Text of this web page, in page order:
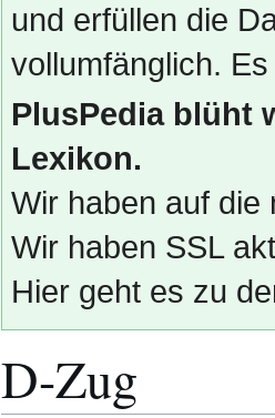
und erfüllen die
vollumfänglich.
PlusPedia blüht
Lexikon.
Wir haben auf die
Wir haben SSL
Hier geht es zu
D-Zug